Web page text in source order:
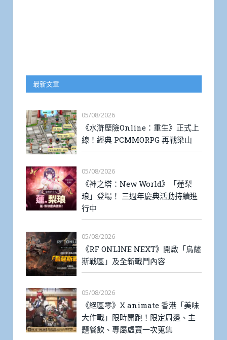
最新文章
05/08/2026
《水滸歷險Online：重生》正式上
線！經典 PCMMORPG 再戰梁山
05/08/2026
《神之塔：New World》「蓮梨
琅」登場！ 三週年慶典活動持續進
行中
05/08/2026
《RF ONLINE NEXT》開啟「烏薩
斯戰區」及全新戰鬥內容
05/08/2026
《絕區零》X animate 香港「美味
大作戰」限時開跑！限定周邊、主
題餐飲、專屬虛寶一次蒐集